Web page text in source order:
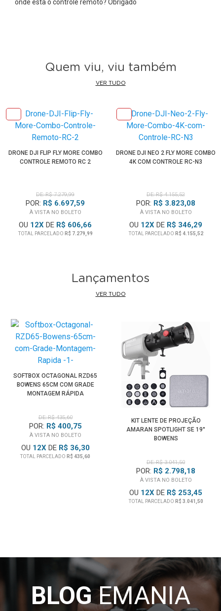
Controle remoto
Cabo USB Tipo C
Protetor Gimbal
Cabo Lightning RC
Chave de fenda
onde esta o controle remoto? Obrigado
Quem viu, viu também
VER TUDO
DRONE DJI FLIP FLY MORE COMBO
CONTROLE REMOTO RC 2
DE: R$ 7.279,99
POR: R$ 6.697,59
À VISTA NO BOLETO
OU 12X DE R$ 606,66
TOTAL PARCELADO R$ 7.279,99
DRONE DJI NEO 2 FLY MORE COMBO
4K COM CONTROLE RC-N3
DE: R$ 4.155,52
POR: R$ 3.823,08
À VISTA NO BOLETO
OU 12X DE R$ 346,29
TOTAL PARCELADO R$ 4.155,52
Lançamentos
VER TUDO
SOFTBOX OCTAGONAL RZD65
BOWENS 65CM COM GRADE
MONTAGEM RÁPIDA
DE: R$ 435,60
POR: R$ 400,75
À VISTA NO BOLETO
OU 12XDE R$ 36,30
TOTAL PARCELADO R$ 435,60
KIT LENTE DE PROJEÇÃO
AMARAN SPOTLIGHT SE 19°
BOWENS
DE: R$ 3.041,50
POR: R$ 2.798,18
À VISTA NO BOLETO
OU 12X DE R$ 253,45
TOTAL PARCELADO R$ 3.041,50
BLOGEMANIA